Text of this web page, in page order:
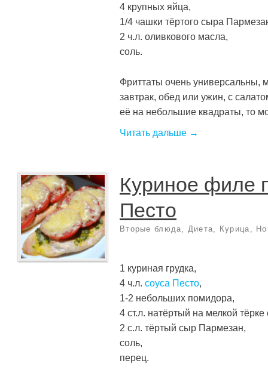
4 крупных яйца,
1/4 чашки тёртого сыра
2 ч.л. оливкового масла,
соль.
Фриттаты очень универсальны,
завтрак, обед или ужин, с
её на небольшие квадраты, то
Читать дальше →
Куриное филе
Песто
Вторые блюда, Диета, Курица ,
1 куриная грудка,
4 ч.л. соуса Песто,
1-2 небольших помидора,
4 ст.л. натёртый на мелкой
2 с.л. тёртый сыр Пармезан,
соль,
перец.